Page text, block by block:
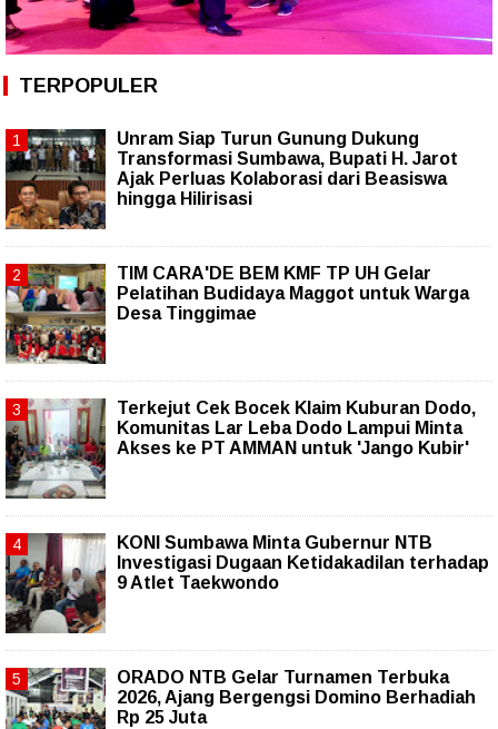
TERPOPULER
Unram Siap Turun Gunung Dukung
Transformasi Sumbawa, Bupati H. Jarot
Ajak Perluas Kolaborasi dari Beasiswa
hingga Hilirisasi
TIM CARA'DE BEM KMF TP UH Gelar
Pelatihan Budidaya Maggot untuk Warga
Desa Tinggimae
Terkejut Cek Bocek Klaim Kuburan Dodo,
Komunitas Lar Leba Dodo Lampui Minta
Akses ke PT AMMAN untuk 'Jango Kubir'
KONI Sumbawa Minta Gubernur NTB
Investigasi Dugaan Ketidakadilan terhadap
9 Atlet Taekwondo
ORADO NTB Gelar Turnamen Terbuka
2026, Ajang Bergengsi Domino Berhadiah
Rp 25 Juta